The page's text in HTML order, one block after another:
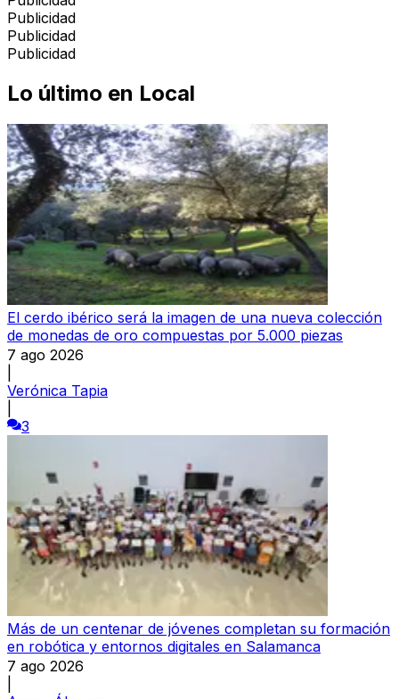
Publicidad
Publicidad
Publicidad
Lo último en Local
El cerdo ibérico será la imagen de una nueva colección
de monedas de oro compuestas por 5.000 piezas
7 ago 2026
Verónica Tapia
3
Más de un centenar de jóvenes completan su formación
en robótica y entornos digitales en Salamanca
7 ago 2026